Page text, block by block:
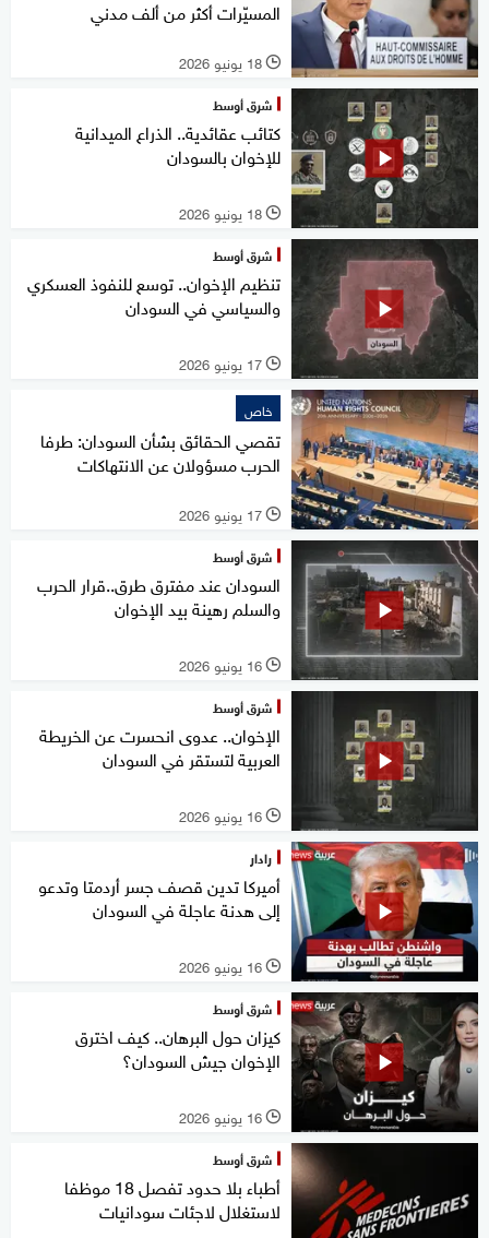
المسيّرات أكثر من ألف مدني
l 18 يونيو 2026
شرق أوسط
كتائب عقائدية.. الذراع الميدانية
للإخوان بالسودان
l 18 يونيو 2026
شرق أوسط
تنظيم الإخوان.. توسع للنفوذ العسكري
والسياسي في السودان
l 17 يونيو 2026
خاص
تقصي الحقائق بشأن السودان: طرفا
الحرب مسؤولان عن الانتهاكات
l 17 يونيو 2026
شرق أوسط
السودان عند مفترق طرق..قرار الحرب
والسلم رهينة بيد الإخوان
l 16 يونيو 2026
شرق أوسط
الإخوان.. عدوى انحسرت عن الخريطة
العربية لتستقر في السودان
l 16 يونيو 2026
رادار
أميركا تدين قصف جسر أردمتا وتدعو
إلى هدنة عاجلة في السودان
l 16 يونيو 2026
شرق أوسط
كيزان حول البرهان.. كيف اخترق
الإخوان جيش السودان؟
l 16 يونيو 2026
شرق أوسط
أطباء بلا حدود تفصل 18 موظفا
لاستغلال لاجئات سودانيات